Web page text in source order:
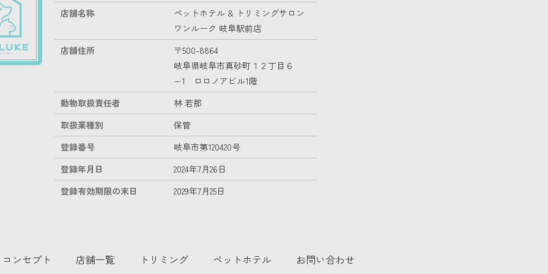
店舗名称
ペットホテル & トリミングサロン
ワンルーク 岐阜駅前店
店舗住所
〒500-8864
岐阜県岐阜市真砂町１２丁目６
−1 ロロノアビル1階
動物取扱責任者
林 若那
取扱業種別
保管
登録番号
岐阜市第120420号
登録年月日
2024年7月26日
登録有効期限の末日
2029年7月25日
コンセプト 店舗一覧 トリミング ペットホテル お問い合わせ